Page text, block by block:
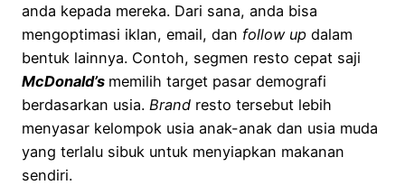
anda kepada mereka. Dari sana, anda bisa
mengoptimasi iklan, email, dan follow up dalam
bentuk lainnya. Contoh, segmen resto cepat saji
McDonald’s memilih target pasar demografi
berdasarkan usia. Brand resto tersebut lebih
menyasar kelompok usia anak-anak dan usia muda
yang terlalu sibuk untuk menyiapkan makanan
sendiri.